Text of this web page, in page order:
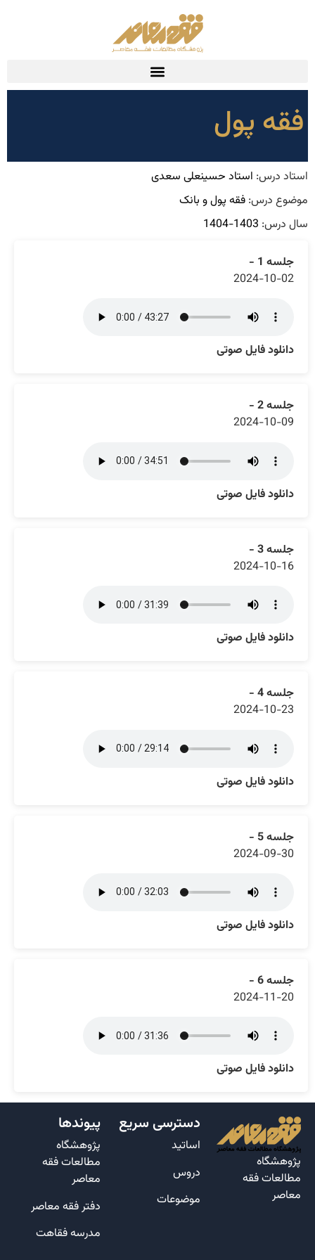
فقه پول
استاد درس: استاد حسینعلی سعدی
موضوع درس: فقه پول و بانک
سال درس: 1403-1404
جلسه 1 -
2024-10-02
دانلود فایل صوتی
جلسه 2 -
2024-10-09
دانلود فایل صوتی
جلسه 3 -
2024-10-16
دانلود فایل صوتی
جلسه 4 -
2024-10-23
دانلود فایل صوتی
جلسه 5 -
2024-09-30
دانلود فایل صوتی
جلسه 6 -
2024-11-20
دانلود فایل صوتی
پژوهشگاه
مطالعات فقه
معاصر
دسترسی سریع
اساتید
دروس
موضوعات
پیوندها
پژوهشگاه
مطالعات فقه
معاصر
دفتر فقه معاصر
مدرسه فقاهت